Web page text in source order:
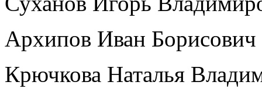
Архипов Иван Борисович
Крючкова Наталья